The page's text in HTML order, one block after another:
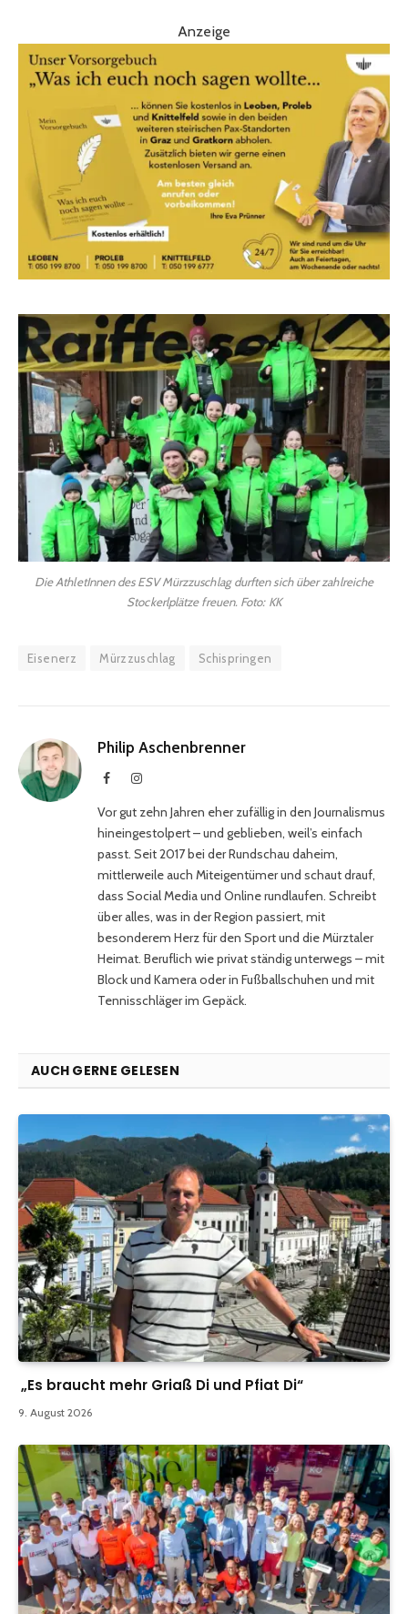
Anzeige
Die AthletInnen des ESV Mürzzuschlag durften sich über zahlreiche
Stockerlplätze freuen. Foto: KK
Eisenerz Mürzzuschlag Schispringen
Philip Aschenbrenner
FacebookInstagram
Vor gut zehn Jahren eher zufällig in den Journalismus
hineingestolpert – und geblieben, weil’s einfach
passt. Seit 2017 bei der Rundschau daheim,
mittlerweile auch Miteigentümer und schaut drauf,
dass Social Media und Online rundlaufen. Schreibt
über alles, was in der Region passiert, mit
besonderem Herz für den Sport und die Mürztaler
Heimat. Beruflich wie privat ständig unterwegs – mit
Block und Kamera oder in Fußballschuhen und mit
Tennisschläger im Gepäck.
AUCH GERNE GELESEN
„Es braucht mehr Griaß Di und Pfiat Di“
9. August 2026